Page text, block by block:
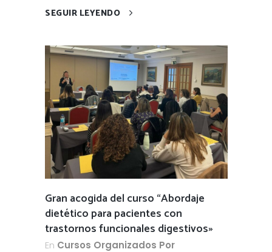
SEGUIR LEYENDO
Gran acogida del curso “Abordaje
dietético para pacientes con
trastornos funcionales digestivos»
En Cursos Organizados Por